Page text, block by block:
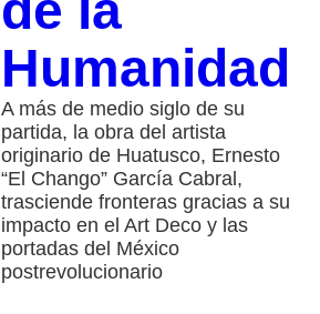
Humanidad
A más de medio siglo de su
partida, la obra del artista
originario de Huatusco, Ernesto
“El Chango” García Cabral,
trasciende fronteras gracias a su
impacto en el Art Deco y las
portadas del México
postrevolucionario